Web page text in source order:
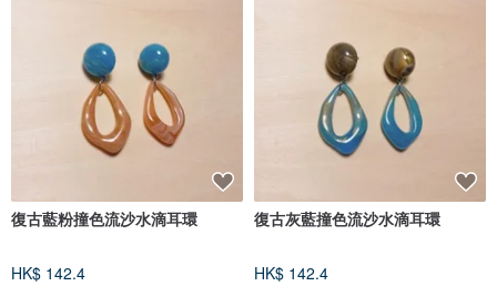
復古藍粉撞色流沙水滴耳環
HK$ 142.4
復古灰藍撞色流沙水滴耳環
HK$ 142.4